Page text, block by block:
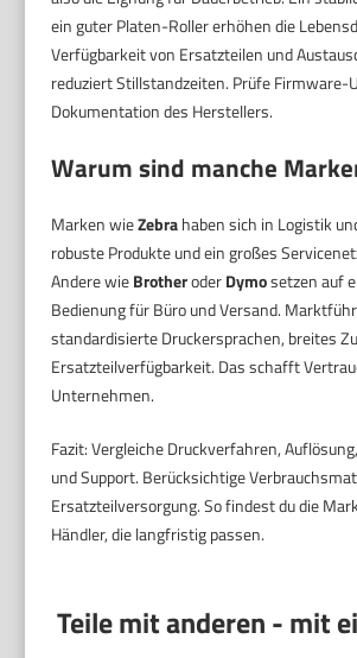
ein guter Platen-Roller erhöhen die
Verfügbarkeit von Ersatzteilen und
reduziert Stillstandzeiten. Prüfe Firmware-
Dokumentation des Herstellers.
Warum sind manche
Marken wieZebrahaben sich in Logistik
robuste Produkte und ein großes
Andere wieBrotheroderDymosetzen auf
Bedienung für Büro und Versand.
standardisierte Druckersprachen, breites
Ersatzteilverfügbarkeit. Das schafft
Unternehmen.
Fazit: Vergleiche Druckverfahren,
und Support. Berücksichtige
Ersatzteilversorgung. So findest du die
Händler, die langfristig passen.